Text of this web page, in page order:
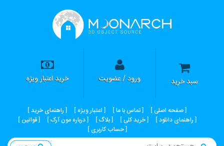
سبد خرید ورود / عضویت خرید اعتبار ویژه
صفحه اصلی تماس با ما اعتبار ویژه
راهنمای خرید
راهنمای دانلود
خرید کلی بلاگ درباره مون آرک
قوانین
حساب کاربری